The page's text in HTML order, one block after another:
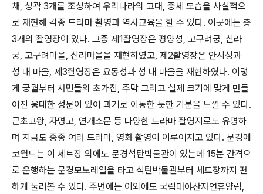
채, 성곽 3개를 조성하여 우리나라의 고대, 중세 모습을 사실적으
로 재현해 각종 드라마 촬영과 역사교육을 할 수 있다. 이곳에는 총
3개의 촬영장이 있다. 그중 제1촬영장은 평양성, 고구려궁, 신라
궁, 고구려마을, 신라마을을 재현하였고, 제2촬영장은 안시성과
성 내 마을, 제3촬영장은 요동성과 성 내 마을을 재현하였다. 이렇
게 궁궐부터 서민들의 초가집, 주막 그리고 실제 크기에 맞게 만들
어진 웅대한 성문이 있어 과거로 이동한 듯한 기분을 느낄 수 있다.
근초고왕, 자명고, 연개소문 등 다양한 드라마 촬영지로도 유명하
며 지금도 종종 여러 드라마, 영화 촬영이 이루어지고 있다. 문경에
코월드는 이 세트장 외에도 문경석탄박물관이 있는데 15분 간격으
로 운행하는 문경모노레일을 타고 석탄박물관부터 세트장까지 편
하게 둘러볼 수 있다. 주변에는 이외에도 국립대야산자연휴양림,